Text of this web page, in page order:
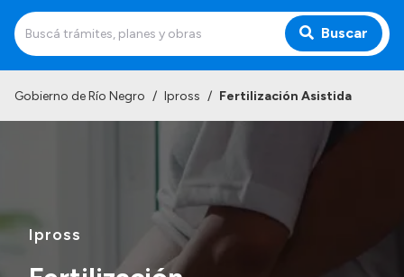
Buscar
Delegaciones
Gobierno de Río Negro / Ipross / Fertilización Asistida
Ipross